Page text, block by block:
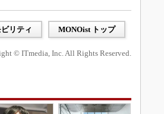
ビリティ MONOist トップ
© ITmedia, Inc. All Rights Reserved.